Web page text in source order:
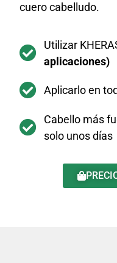
cuero cabelludo.
Utilizar
aplicaciones)
Aplicarlo en
Cabello más
solo unos días